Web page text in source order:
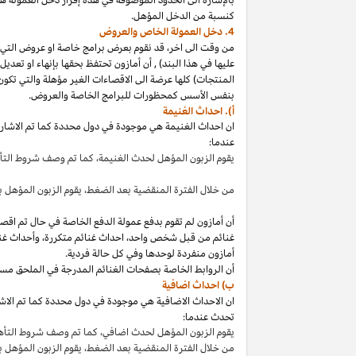
كنسبة من الدخل المؤهل.
4. دخل العمولة الخاص والعروض
من وقت الى اخر،قد نقوم بعرض برامج خاصة او عروض
عليها في هذا البند)
,أن أمازون تحتفظ بحقها بإنهاء او
المنتجات) كلها عرضة الى الاقصاءات الغير مؤهلةوالتي
بنفس الأسس كمحظورات للبرامج الخاصة والعروض.
أ). احداث الغنيمة
ان احداث الغنيمة هي موجودة في دول محددة كما تم
عندما:
يقوم الزبون المؤهل لحدث الغنيمة، كما تم وصف شروط
من خلال الفترة المنقضية بعد الضغط، يقوم الزبون
أن أمازون لم تقوم بدفع عمولة الدفع الخاصة في حال تم
غنائم من قبل شخصواحد، احداث غنائم متكررة،وأحداث
أمازون منفردة لوحدها وفي كل حالة فردية.
أن الروابط الخاصة بصفحات الغنائم المدرجة في الملحق
ب) احداث اضافية
ان الاحداث الاضافية هي موجودة في دول محددة كما تم
تحدث عندما:
يقوم الزبون المؤهل لحدث اضافي، كما تم وصف شروط
من خلال الفترة المنقضية بعد الضغط، يقوم الزبون